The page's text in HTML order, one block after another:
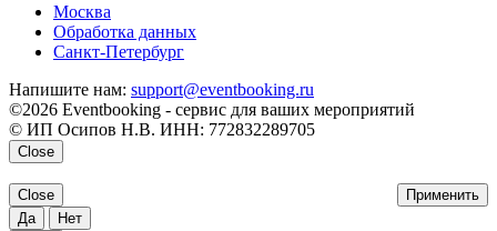
Москва
Обработка данных
Санкт-Петербург
Напишите нам: support@eventbooking.ru
©2026 Eventbooking - сервис для ваших мероприятий
© ИП Осипов Н.В. ИНН: 772832289705
Close
Применить
Close
Да
Нет